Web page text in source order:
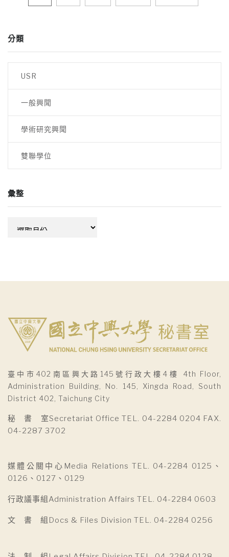
導
覽
分類
USR
一般興聞
學術研究興聞
雙聯學位
彙整
臺中市402南區興大路145號行政大樓4樓 4th Floor,
Administration Building, No. 145, Xingda Road, South
District 402, Taichung City
秘 書 室Secretariat Office TEL. 04-2284 0204 FAX.
04-2287 3702
媒體公關中心Media Relations TEL. 04-2284 0125、
0126、0127、0129
行政議事組Administration Affairs TEL. 04-2284 0603
文 書 組Docs & Files Division TEL. 04-2284 0256